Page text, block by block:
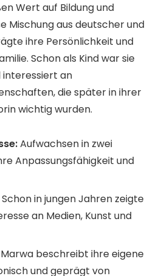
Wert auf Bildung und
Mischung aus deutscher und
ihre Persönlichkeit und
Schon als Kind war sie
interessiert an
die später in ihrer
wichtig wurden.
Aufwachsen in zwei
Anpassungsfähigkeit und
Schon in jungen Jahren zeigte
an Medien, Kunst und
Marwa beschreibt ihre eigene
und geprägt von